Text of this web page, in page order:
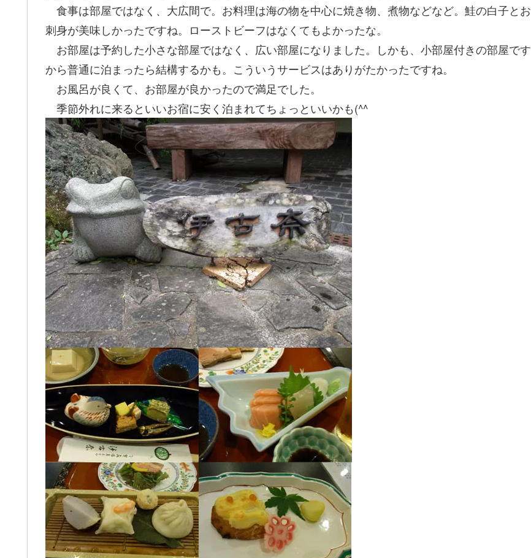
食事は部屋ではなく、大広間で。お料理は海の物を中心に焼き物、煮物などなど。鮭の白子とお
刺身が美味しかったですね。ローストビーフはなくてもよかったな。
お部屋は予約した小さな部屋ではなく、広い部屋になりました。しかも、小部屋付きの部屋です
から普通に泊まったら結構するかも。こういうサービスはありがたかったですね。
お風呂が良くて、お部屋が良かったので満足でした。
季節外れに来るといいお宿に安く泊まれてちょっといいかも(^^ゞ